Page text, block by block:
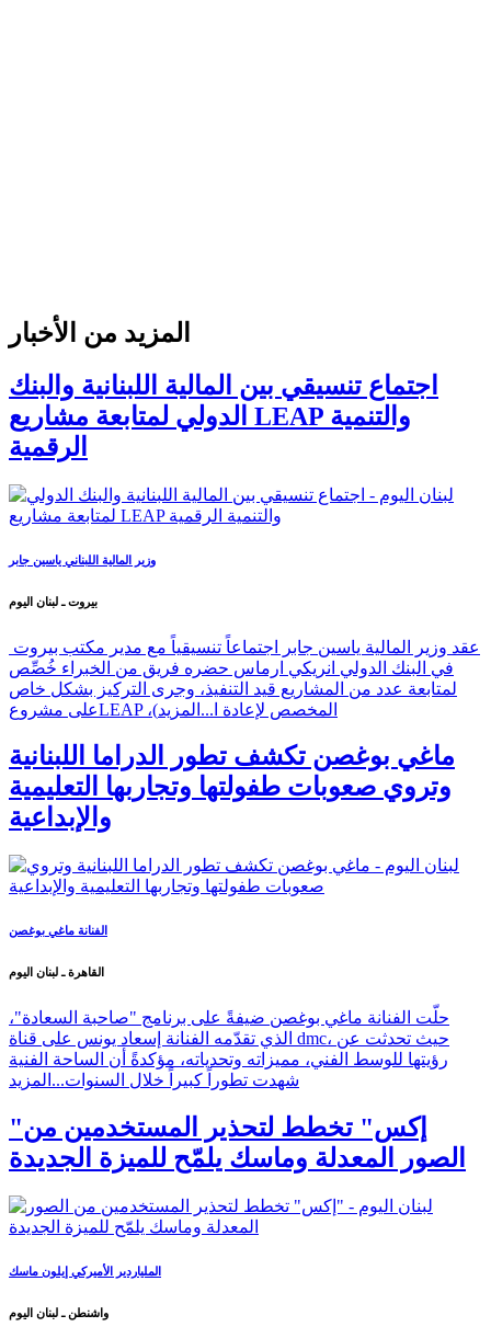
المزيد من الأخبار
اجتماع تنسيقي بين المالية اللبنانية والبنك
الدولي لمتابعة مشاريع LEAP والتنمية
الرقمية
وزير المالية اللبناني ياسين جابر
بيروت ـ لبنان اليوم
في البنك الدولي انريكي ارماس حضره فريق من الخبراء خُصِّص
لمتابعة عدد من المشاريع قيد التنفيذ، وجرى التركيز بشكل خاص
على مشروعLEAP ،(المخصص لإعادة ا... المزيد
ماغي بوغصن تكشف تطور الدراما اللبنانية
وتروي صعوبات طفولتها وتجاربها التعليمية
والإبداعية
الفنانة ماغي بوغصن
القاهرة ـ لبنان اليوم
حلّت الفنانة ماغي بوغصن ضيفةً على برنامج "صاحبة السعادة"،
الذي تقدّمه الفنانة إسعاد يونس على قناة dmc، حيث تحدثت عن
رؤيتها للوسط الفني، مميزاته وتحدياته، مؤكدةً أن الساحة الفنية
شهدت تطوراً كبيراً خلال السنوات... المزيد
"إكس" تخطط لتحذير المستخدمين من
الصور المعدلة وماسك يلمّح للميزة الجديدة
الملياردير الأميركي إيلون ماسك
واشنطن ـ لبنان اليوم